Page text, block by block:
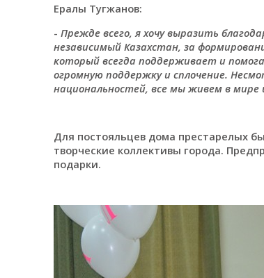
Ералы Тугжанов:
- Прежде всего, я хочу выразить
независимый Казахстан, за
который всегда поддерживает и
огромную поддержку и сплочение.
национальностей, все мы живем в мире
Для постояльцев дома престарелых
творческие коллективы города.
подарки.